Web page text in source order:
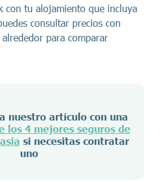
con tu alojamiento que incluya
consultar precios con
para comparar
nuestro artículo con una
los 4 mejores seguros de
si necesitas contratar
uno